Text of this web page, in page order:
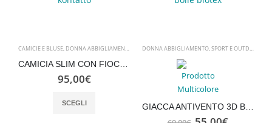
CAMICIE E BLUSE, DONNA ABBIGLIAMENTO DONNA ABBIGLIAMENTO,NUOVI ARRIVI
CAMICIA SLIM CON FIOCCO KONTATTO
95,00€
SCEGLI
DONNA ABBIGLIAMENTO,SPORT E OUTDOOR
GIACCA ANTIVENTO 3D BOLLE BIOTEX